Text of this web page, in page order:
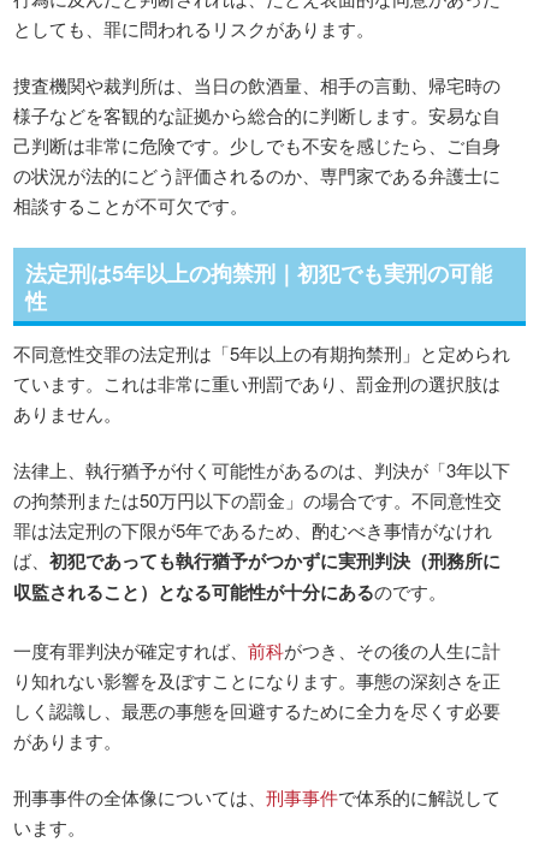
としても、罪に問われるリスクがあります。
捜査機関や裁判所は、当日の飲酒量、相手の言動、帰宅時の
様子などを客観的な証拠から総合的に判断します。安易な自
己判断は非常に危険です。少しでも不安を感じたら、ご自身
の状況が法的にどう評価されるのか、専門家である弁護士に
相談することが不可欠です。
法定刑は5年以上の拘禁刑｜初犯でも実刑の可能
性
不同意性交罪の法定刑は「5年以上の有期拘禁刑」と定められ
ています。これは非常に重い刑罰であり、罰金刑の選択肢は
ありません。
法律上、執行猶予が付く可能性があるのは、判決が「3年以下
の拘禁刑または50万円以下の罰金」の場合です。不同意性交
罪は法定刑の下限が5年であるため、酌むべき事情がなけれ
ば、初犯であっても執行猶予がつかずに実刑判決（刑務所に
収監されること）となる可能性が十分にあるのです。
一度有罪判決が確定すれば、前科がつき、その後の人生に計
り知れない影響を及ぼすことになります。事態の深刻さを正
しく認識し、最悪の事態を回避するために全力を尽くす必要
があります。
刑事事件の全体像については、刑事事件で体系的に解説して
います。